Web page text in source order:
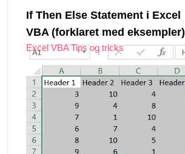
If Then Else Statement i Excel
VBA (forklaret med eksempler)
Excel VBA Tips og tricks